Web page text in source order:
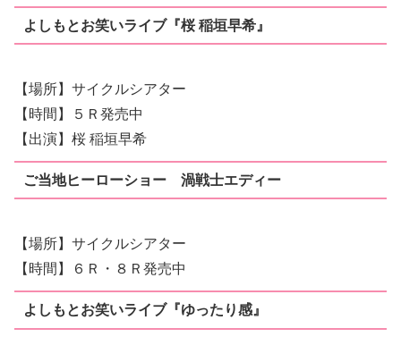
よしもとお笑いライブ『桜 稲垣早希』
【場所】サイクルシアター
【時間】５Ｒ発売中
【出演】桜 稲垣早希
ご当地ヒーローショー 渦戦士エディー
【場所】サイクルシアター
【時間】６Ｒ・８Ｒ発売中
よしもとお笑いライブ『ゆったり感』